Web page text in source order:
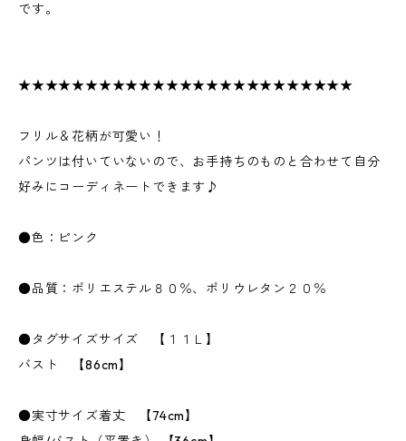
です。
★★★★★★★★★★★★★★★★★★★★★★★★★
フリル＆花柄が可愛い！
パンツは付いていないので、お手持ちのものと合わせて自分
好みにコーディネートできます♪
●色：ピンク
●品質：ポリエステル８０％、ポリウレタン２０％
●タグサイズサイズ 【１１Ｌ】
バスト 【86cm】
●実寸サイズ着丈 【74cm】